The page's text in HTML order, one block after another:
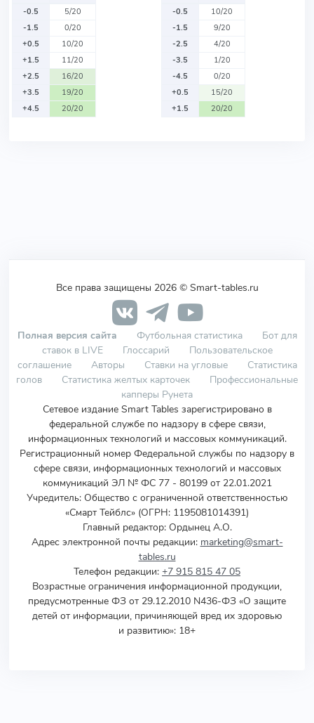
-0.5
5/20
-1.5
0/20
+0.5
10/20
+1.5
11/20
+2.5
16/20
+3.5
19/20
+4.5
20/20
-0.5
10/20
-1.5
9/20
-2.5
4/20
-3.5
1/20
-4.5
0/20
+0.5
15/20
+1.5
20/20
Все права защищены 2026 © Smart-tables.ru
Полная версия сайта Футбольная статистика
Бот для
ставок в LIVE
Глоссарий
Пользовательское
соглашение
Авторы Ставки на угловые
Статистика
голов
Статистика желтых карточек
Профессиональные
капперы Рунета
Сетевое издание Smart Tables зарегистрировано в
федеральной службе по надзору в сфере связи,
информационных технологий и массовых коммуникаций.
Регистрационный номер Федеральной службы по надзору в
сфере связи, информационных технологий и массовых
коммуникаций ЭЛ № ФС 77 - 80199 от 22.01.2021
Учредитель: Общество с ограниченной ответственностью
«Смарт Тейблс» (ОГРН: 1195081014391)
Главный редактор: Ордынец А.О.
Адрес электронной почты редакции: marketing@smart-
tables.ru
Телефон редакции: +7 915 815 47 05
Возрастные ограничения информационной продукции,
предусмотренные ФЗ от 29.12.2010 N436-ФЗ «О защите
детей от информации, причиняющей вред их здоровью
и развитию»: 18+